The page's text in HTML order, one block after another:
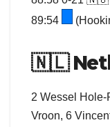
89:54
🇳🇱
2 Wessel
Vroon, 6